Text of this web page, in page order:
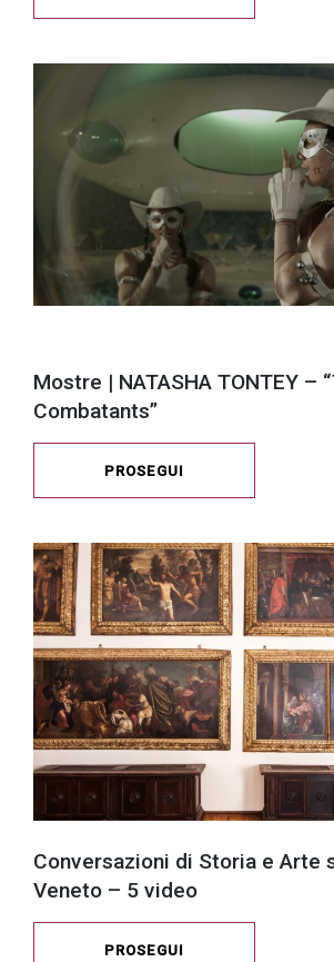
Mostre | NATASHA TONTEY –
Combatants”
PROSEGUI
Conversazioni di Storia e Arte
Veneto – 5 video
PROSEGUI